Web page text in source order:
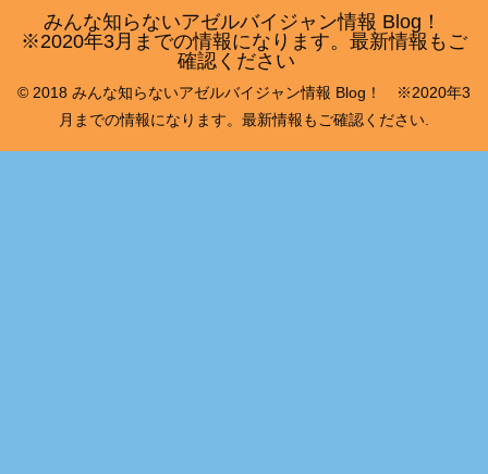
みんな知らないアゼルバイジャン情報 Blog！
※2020年3月までの情報になります。最新情報もご
確認ください
© 2018 みんな知らないアゼルバイジャン情報 Blog！ ※2020年3
月までの情報になります。最新情報もご確認ください.